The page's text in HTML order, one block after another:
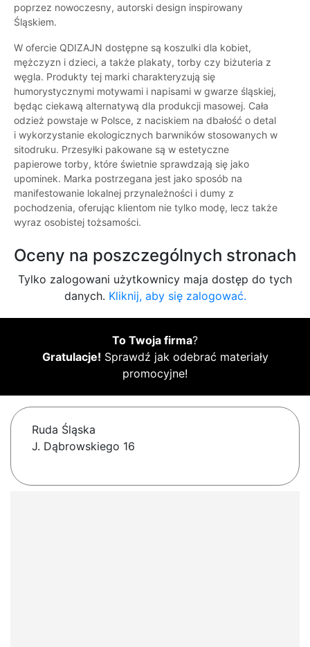
poprzez nowoczesny, autorski design inspirowany
Śląskiem.
W ofercie QDIZAJN dostępne są koszulki dla kobiet,
mężczyzn i dzieci, a także plakaty, torby czy biżuteria z
węgla. Produkty tej marki charakteryzują się
humorystycznymi motywami i napisami w gwarze śląskiej,
będąc ciekawą alternatywą dla produkcji masowej. Cała
odzież powstaje w Polsce, z naciskiem na dbałość o detal
i wykorzystanie ekologicznych barwników stosowanych w
sitodruku. Przesyłki pakowane są w estetyczne
papierowe torby, które świetnie sprawdzają się jako
upominek. Marka postrzegana jest jako sposób na
manifestowanie lokalnej przynależności i dumy z
pochodzenia, oferując klientom nie tylko modę, lecz także
wyraz osobistej tożsamości.
Oceny na poszczególnych stronach
Tylko zalogowani użytkownicy maja dostęp do tych
danych. Kliknij, aby się zalogować.
To Twoja firma?
Gratulacje! Sprawdź jak odebrać materiały
promocyjne!
Ruda Śląska
J. Dąbrowskiego 16